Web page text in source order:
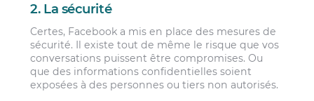
2. La sécurité
Certes, Facebook a mis en place des mesures de
sécurité. Il existe tout de même le risque que vos
conversations puissent être compromises. Ou
que des informations confidentielles soient
exposées à des personnes ou tiers non autorisés.